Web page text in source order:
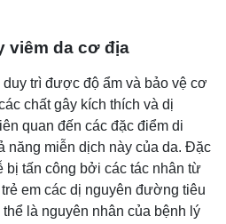
viêm da cơ địa
duy trì được độ ẩm và bảo vệ cơ
chất gây kích thích và dị
quan đến các đặc điểm di
năng miễn dịch này của da. Đặc
bị tấn công bởi các tác nhân từ
em các dị nguyên đường tiêu
là nguyên nhân của bệnh lý